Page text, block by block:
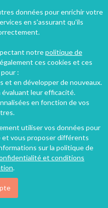
centre rénové en 2020
8 personnes
données pour enrichir votre
en s'assurant qu'ils
notrepolitique de
ces cookies et ces
:
et en développer de nouveaux.
leur efficacité.
en fonction de vos
utiliser vos données pour
vous proposer différents
sur la politique de
et conditions
.